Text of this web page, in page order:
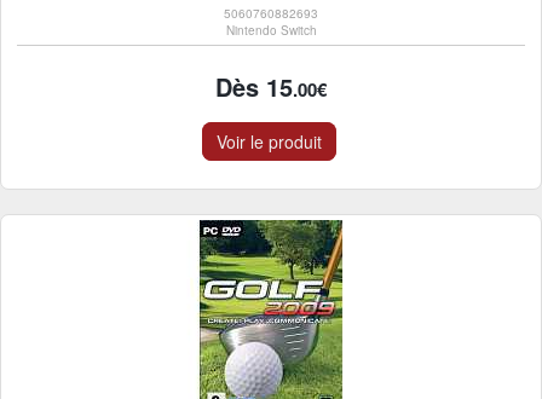
5060760882693
Nintendo Switch
Dès 15.00€
Voir le produit